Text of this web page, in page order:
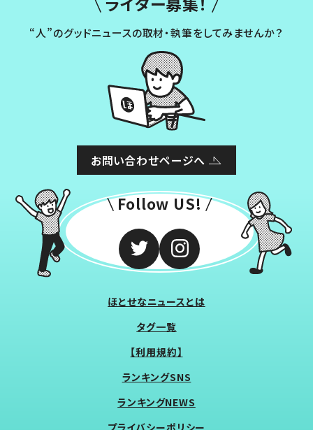
“人”のグッドニュースの取材・執筆をしてみませんか？
お問い合わせページへ
Follow US!
ほとせなニュースとは
タグ一覧
【利用規約】
ランキングSNS
ランキングNEWS
プライバシーポリシー